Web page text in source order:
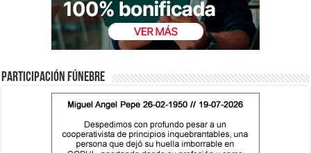
Participación fúnebre